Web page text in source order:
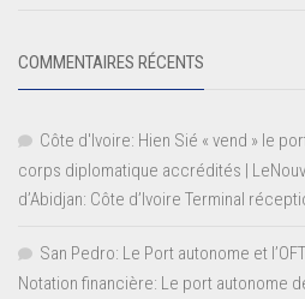
COMMENTAIRES RÉCENTS
Côte d'Ivoire: Hien Sié « vend » le
corps diplomatique accrédités |
d’Abidjan: Côte d’Ivoire Terminal
San Pedro: Le Port autonome et
Notation financière: Le port autonome